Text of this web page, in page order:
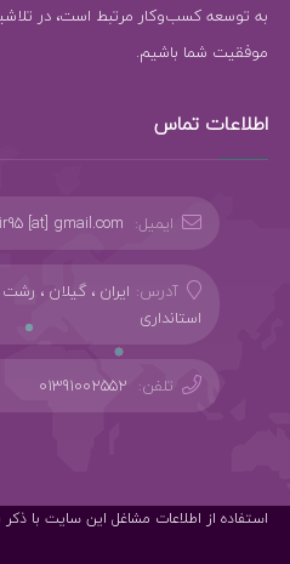
به توسعه کسب‌وکار مرتبط است، در
موفقیت شما باشیم.
اطلاعات تماس
ایمیل: [at] gmail.com
آدرس: ایران ، گیلان ،
استانداری
تلفن: 01391002552
استفاده از اطلاعات مشاغل این سایت با